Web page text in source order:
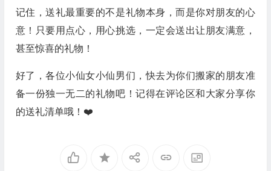
记住，送礼最重要的不是礼物本身，而是你对朋友的心
意！只要用点心，用心挑选，一定会送出让朋友满意，
甚至惊喜的礼物！
好了，各位小仙女小仙男们，快去为你们搬家的朋友准
备一份独一无二的礼物吧！记得在评论区和大家分享你
的送礼清单哦！❤️